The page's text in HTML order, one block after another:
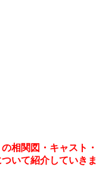
相関図・キャスト・
いて紹介していきま